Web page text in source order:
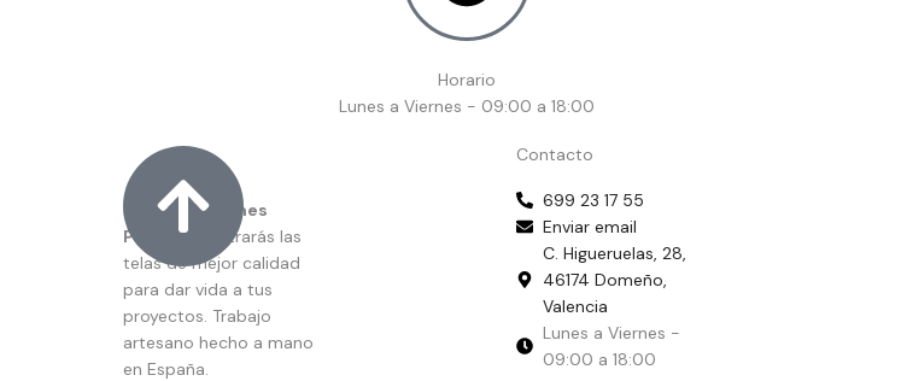
Horario
Lunes a Viernes - 09:00 a 18:00
En
Confecciones
Pardo
encontrarás las
telas de mejor calidad
para dar vida a tus
proyectos. Trabajo
artesano hecho a mano
en España.
Contacto
699 23 17 55
Enviar email
C. Higueruelas, 28,
46174 Domeño,
Valencia
Lunes a Viernes -
09:00 a 18:00